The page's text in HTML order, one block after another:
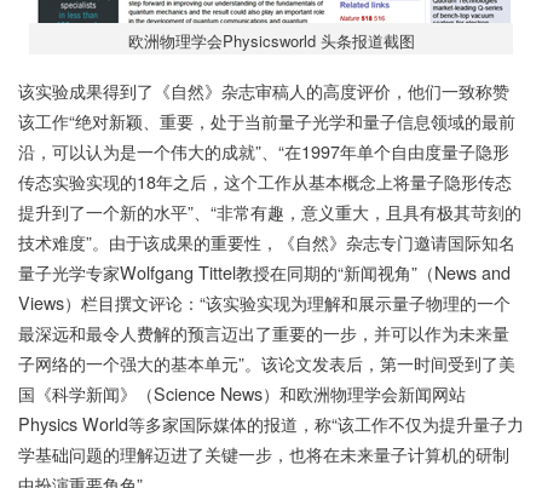
欧洲物理学会Physicsworld 头条报道截图
该实验成果得到了《自然》杂志审稿人的高度评价，他们一致称赞
该工作“绝对新颖、重要，处于当前量子光学和量子信息领域的最前
沿，可以认为是一个伟大的成就”、“在1997年单个自由度量子隐形
传态实验实现的18年之后，这个工作从基本概念上将量子隐形传态
提升到了一个新的水平”、“非常有趣，意义重大，且具有极其苛刻的
技术难度”。由于该成果的重要性，《自然》杂志专门邀请国际知名
量子光学专家Wolfgang Tittel教授在同期的“新闻视角”（News and
Views）栏目撰文评论：“该实验实现为理解和展示量子物理的一个
最深远和最令人费解的预言迈出了重要的一步，并可以作为未来量
子网络的一个强大的基本单元”。该论文发表后，第一时间受到了美
国《科学新闻》（Science News）和欧洲物理学会新闻网站
Physics World等多家国际媒体的报道，称“该工作不仅为提升量子力
学基础问题的理解迈进了关键一步，也将在未来量子计算机的研制